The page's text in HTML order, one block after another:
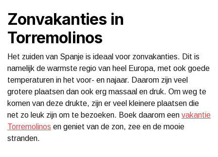
Zonvakanties in
Torremolinos
Het zuiden van Spanje is ideaal voor zonvakanties. Dit is
namelijk de warmste regio van heel Europa, met ook goede
temperaturen in het voor- en najaar. Daarom zijn veel
grotere plaatsen dan ook erg massaal en druk. Om weg te
komen van deze drukte, zijn er veel kleinere plaatsen die
net zo leuk zijn om te bezoeken. Boek daarom een vakantie
Torremolinos en geniet van de zon, zee en de mooie
stranden.